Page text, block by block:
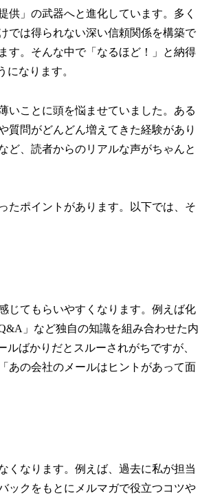
供」の武器へと進化しています。多く
では得られない深い信頼関係を構築で
す。そんな中で「なるほど！」と納得
なります。
いことに頭を悩ませていました。ある
質問がどんどん増えてきた経験があり
ど、読者からのリアルな声がちゃんと
たポイントがあります。以下では、そ
じてもらいやすくなります。例えば化
」など独自の知識を組み合わせた内
ばかりだとスルーされがちですが、
あの会社のメールはヒントがあって面
くなります。例えば、過去に私が担当
ックをもとにメルマガで役立つコツや